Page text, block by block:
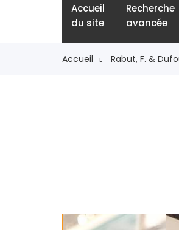
Accueil
du site
Recherche
avancée
Accueil Rabut, F. &